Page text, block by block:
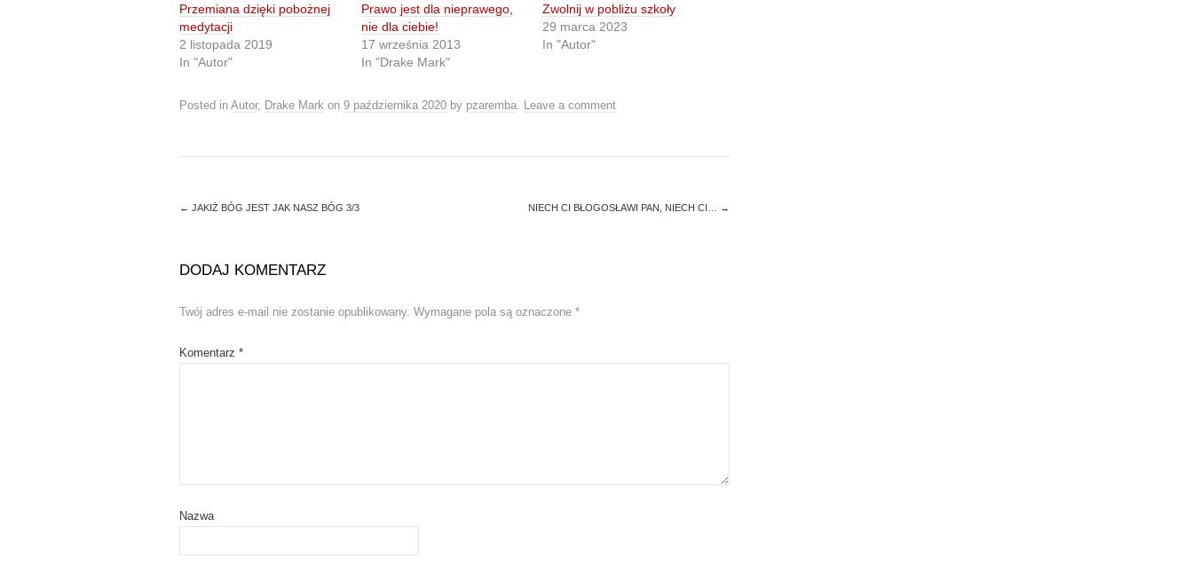
a
r
e
o
n
T
t
s
w
w
d
)
a
o
e
b
n
e
w
n
w
Przemiana dzięki pobożnej
medytacji
2 listopada 2019
In "Autor"
Prawo jest dla nieprawego,
nie dla ciebie!
17 września 2013
In "Drake Mark"
Zwolnij w pobliżu szkoły
29 marca 2023
In "Autor"
Posted in Autor, Drake Mark on 9 października 2020 by pzaremba Leave a comment
← JAKIŻ BÓG JEST JAK NASZ BÓG 3/3 NIECH CI BŁOGOSŁAWI PAN, NIECH CI… →
DODAJ KOMENTARZ
Twój adres e-mail nie zostanie opublikowany. Wymagane pola są oznaczone *
Komentarz *
Nazwa